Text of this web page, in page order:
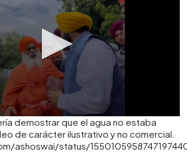
demostrar que el agua no estaba
de carácter ilustrativo y no comercial.
ashoswai/status/